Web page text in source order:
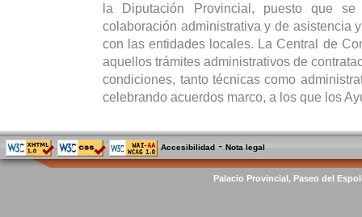
la Diputación Provincial, puesto que
colaboración administrativa y de asistencia
con las entidades locales. La Central de
aquellos trámites administrativos de
condiciones, tanto técnicas como
celebrando acuerdos marco, a los que los
Accesibilidad -Nota legal
Palacio Provincial, Paseo del